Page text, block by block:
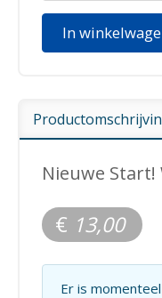
In
Nieuwe Start!
€ 13,00
Er is